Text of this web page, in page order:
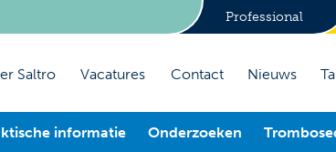
Professional
Saltro Vacatures Contact Nieuws
informatie Onderzoeken